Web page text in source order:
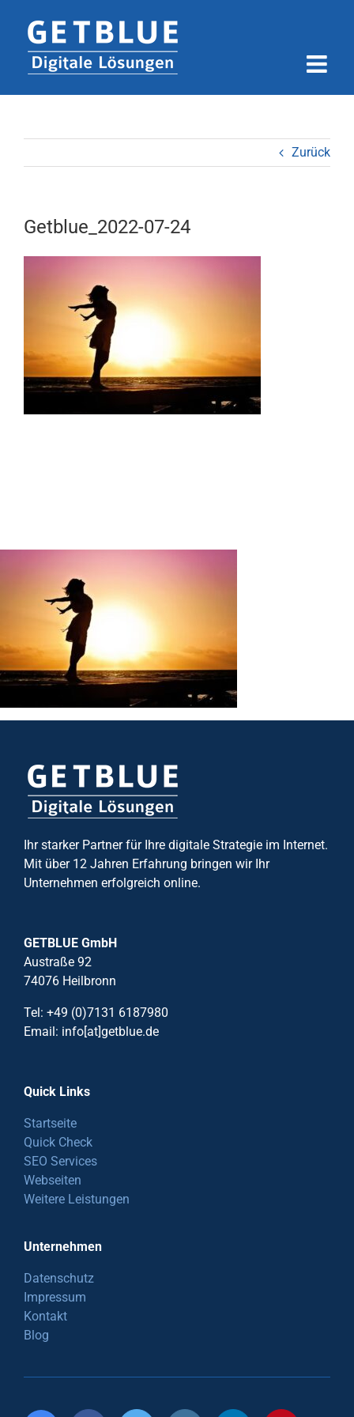
Inhalt
springen
Zurück
Getblue_2022-07-24
Ihr starker Partner für Ihre digitale Strategie im Internet.
Mit über 12 Jahren Erfahrung bringen wir Ihr
Unternehmen erfolgreich online.
GETBLUE GmbH
Austraße 92
74076 Heilbronn
Tel: +49 (0)7131 6187980
Email: info[at]getblue.de
Quick Links
Startseite
Quick Check
SEO Services
Webseiten
Weitere Leistungen
Unternehmen
Datenschutz
Impressum
Kontakt
Blog